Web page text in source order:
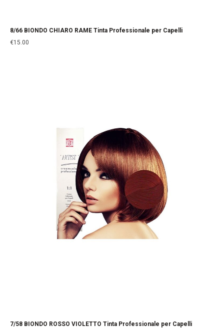
8/66 BIONDO CHIARO RAME Tinta Professionale per Capelli
€15.00
7/58 BIONDO ROSSO VIOLETTO Tinta Professionale per Capelli